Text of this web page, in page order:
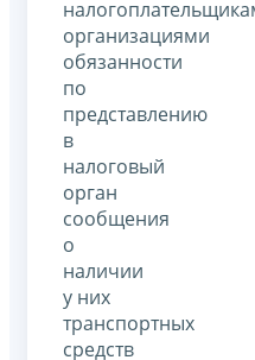
организациями
обязанности
по
представлению
в
налоговый
орган
сообщения
о
наличии
у них
транспортных
средств